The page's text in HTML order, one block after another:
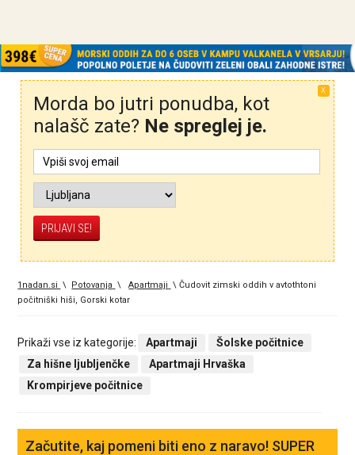
X
Morda bo jutri ponudba, kot
nalašč zate? Ne spreglej je.
1nadan.si \ Potovanja \ Apartmaji \Čudovit zimski oddih v avtothtoni
počitniški hiši, Gorski kotar
Prikaži vse iz kategorije: Apartmaji
Šolske počitnice
Za hišne ljubljenčke
Apartmaji Hrvaška
Krompirjeve počitnice
Začutite, kaj pomeni biti eno z naravo! SUPER